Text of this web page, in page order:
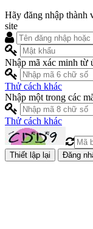
Hãy đăng nhập thành
site
Nhập mã xác minh từ
Thử cách khác
Nhập một trong các
Thử cách khác
Đăng